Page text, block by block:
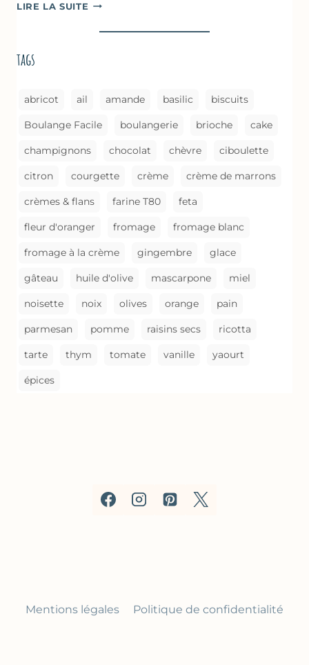
LIRE LA SUITE COURGETTES
LA
tags
abricot ail amande basilic biscuits
Boulange Facile boulangerie brioche cake
champignons chocolat chèvre ciboulette
citron courgette crème crème de marrons
crèmes & flans farine T80 feta
fleur d'oranger fromage fromage blanc
fromage à la crème gingembre glace
gâteau huile d'olive mascarpone miel
noisette noix olives orange pain
parmesan pomme raisins secs ricotta
tarte thym tomate vanille yaourt
épices
Mentions légales Politique de confidentialité